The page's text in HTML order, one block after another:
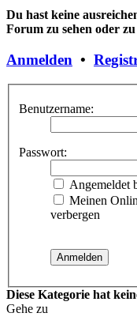
Du hast keine
Forum zu sehen oder zu
Anmelden •
Benutzername:
Passwort:
Angemeldet
Meinen
verbergen
Diese Kategorie hat
Gehe zu